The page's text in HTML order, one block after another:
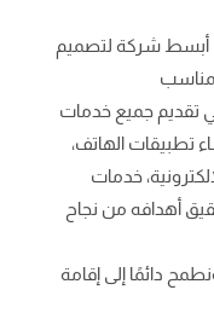
أبسط شركة لتصميم
تقديم جميع خدمات
تطبيقات الهاتف،
خدمات
أهدافه من نجاح
دائمًا إلى إقامة